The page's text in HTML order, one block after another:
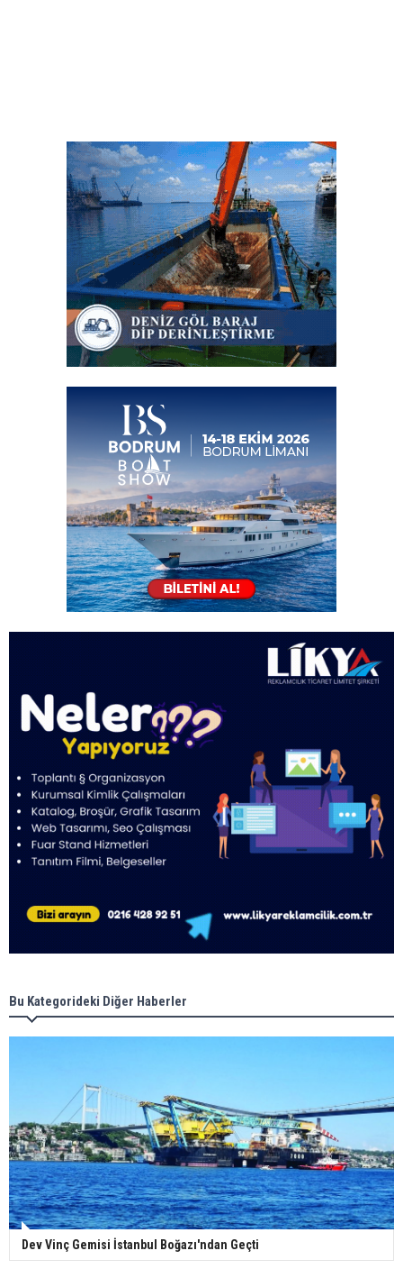
Bu Kategorideki Diğer Haberler
Dev Vinç Gemisi İstanbul Boğazı'ndan Geçti